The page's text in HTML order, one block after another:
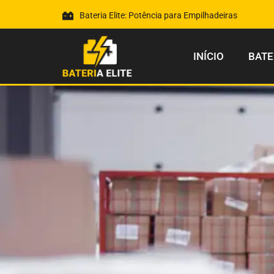
Bateria Elite: Potência para Empilhadeiras
INÍCIO